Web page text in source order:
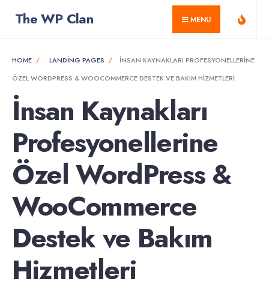
The WP Clan MENU
HOME LANDING PAGES
İNSAN KAYNAKLARI PROFESYONELLERINE
ÖZEL WORDPRESS & WOOCOMMERCE DESTEK VE BAKIM HIZMETLERI
İnsan Kaynakları
Profesyonellerine
Özel WordPress &
WooCommerce
Destek ve Bakım
Hizmetleri